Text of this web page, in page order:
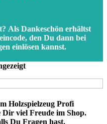
Als Dankeschön erhältst
, den Du dann bei
einlösen kannst.
Holzspielzeug Profi
Dir viel Freude im Shop.
Du Fragen hast.